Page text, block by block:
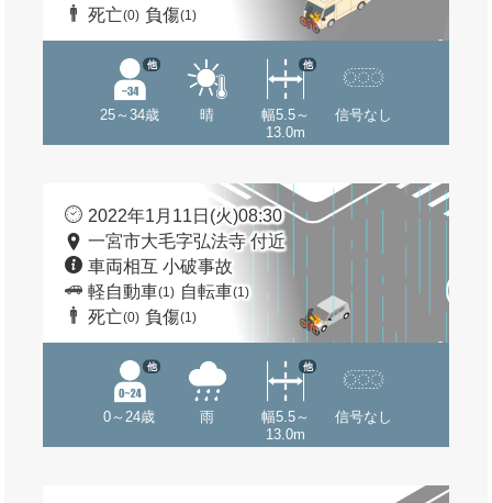
死亡(0) 負傷(1)
25～34歳
他
晴
幅5.5～
13.0m
他
信号なし
2022年1月11日(火)08:30
一宮市大毛字弘法寺 付近
車両相互 小破事故
軽自動車(1) 自転車(1)
死亡(0) 負傷(1)
0～24歳
他
雨
幅5.5～
13.0m
他
信号なし